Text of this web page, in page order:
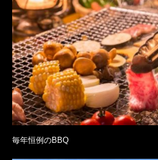
毎年恒例のBBQ